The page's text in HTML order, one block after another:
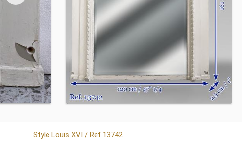
Style Louis XVI / Ref.13742